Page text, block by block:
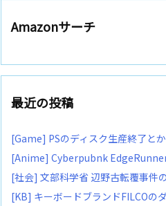
Amazonサーチ
最近の投稿
[Game] PSのディスク生産終了とか
[Anime] Cyberpubnk
[社会] 文部科学省 辺野古転覆事件
[KB] キーボードブランドFILCOの